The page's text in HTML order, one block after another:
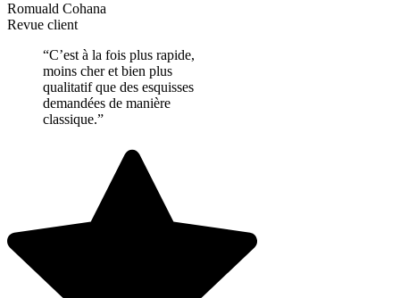
Romuald Cohana
Revue client
“C’est à la fois plus rapide,
moins cher et bien plus
qualitatif que des esquisses
demandées de manière
classique.”